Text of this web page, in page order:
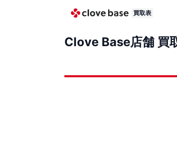
買取表
Clove Base店舗 買